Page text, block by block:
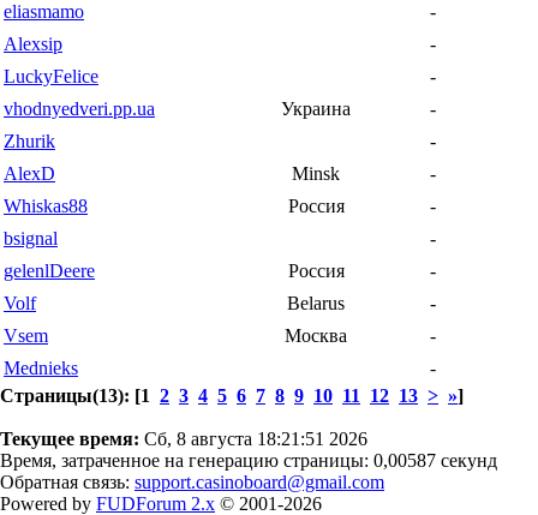
eliasmamo
-
Alexsip
-
LuckyFelice
-
vhodnyedveri.pp.ua
Украина
-
Zhurik
-
AlexD
Minsk
-
Whiskas88
Россия
-
bsignal
-
gelenlDeere
Россия
-
Volf
Belarus
-
Vsem
Москва
-
Mednieks
-
Страницы(13): [1 2 3 4 5 6 7 8 9 10 11 12 13 > »]
Текущее время: Сб, 8 августа 18:21:51 2026
Время, затраченное на генерацию страницы: 0,00587 секунд
Обратная связь: support.casinoboard@gmail.com
Powered by FUDForum 2.x © 2001-2026